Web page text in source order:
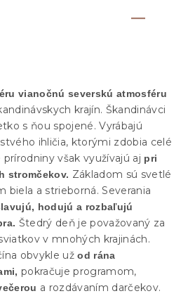
vianočnú severskú atmosféru
krajín. Škandinávci
s ňou spojené. Vyrábajú
ihličia, ktorými zdobia celé
však využívajú aj pri
stromčekov. Základom sú svetlé
biela a strieborná. Severania
hodujú a rozbaľujú
Štedrý deň je považovaný za
v mnohých krajinách.
obvykle užod rána
pokračuje programom,
a rozdávaním darčekov.